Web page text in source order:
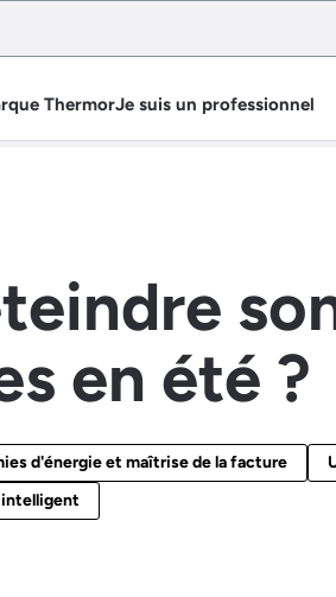
ThermorJe suis un professionnel
en été ?
d'énergie et maîtrise de la facture